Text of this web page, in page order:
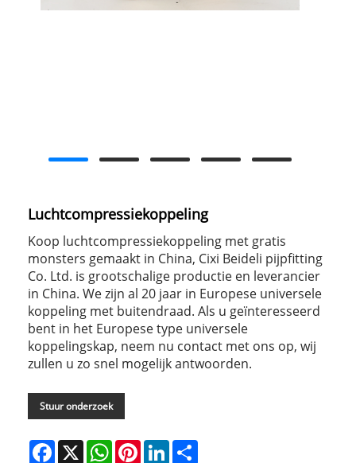
Luchtcompressiekoppeling
Koop luchtcompressiekoppeling met gratis
monsters gemaakt in China, Cixi Beideli pijpfitting
Co. Ltd. is grootschalige productie en leverancier
in China. We zijn al 20 jaar in Europese universele
koppeling met buitendraad. Als u geïnteresseerd
bent in het Europese type universele
koppelingskap, neem nu contact met ons op, wij
zullen u zo snel mogelijk antwoorden.
Stuur onderzoek
Facebook
X WhatsAppPinterestLinkedIn